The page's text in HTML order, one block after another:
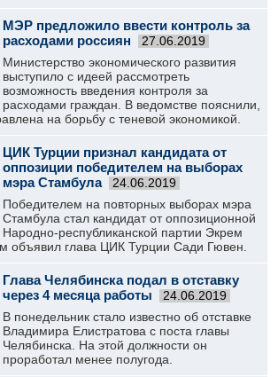
МЭР предложило ввести контроль за
расходами россиян
27.06.2019
Министерство экономического развития
выступило с идеей рассмотреть
возможность введения контроля за
расходами граждан. В ведомстве пояснили,
на борьбу с теневой экономикой.
ЦИК Турции признал кандидата от
оппозиции победителем на выборах
мэра Стамбула
24.06.2019
Победителем на повторных выборах мэра
Стамбула стал кандидат от оппозиционной
Народно-республиканской партии Экрем
объявил глава ЦИК Турции Сади Гювен.
Глава Челябинска подал в отставку
через 4 месяца работы
24.06.2019
В понедельник стало известно об отставке
Владимира Елистратова с поста главы
Челябинска. На этой должности он
проработал менее полугода.